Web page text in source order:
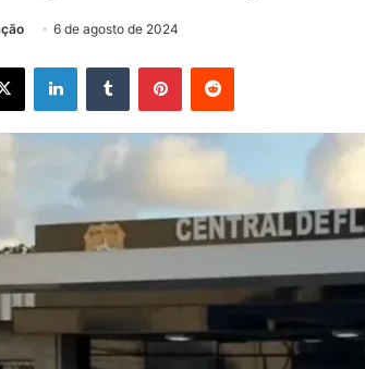
6 de agosto de 2024
X LinkedinTumblr PinterestReddit